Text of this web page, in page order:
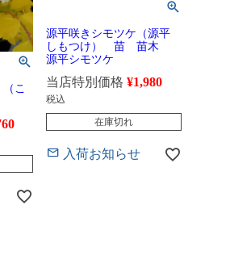
こ
源平咲きシモツケ（源平
しもつけ） 苗 苗木
源平シモツケ
当店特別価格 ¥1,980
税込
在庫切れ
入荷お知らせ